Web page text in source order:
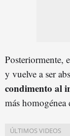
Posteriormente,
y vuelve a ser
condimento al
más homogénea